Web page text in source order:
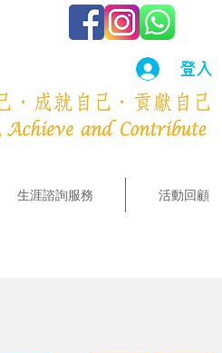
登入
生涯諮詢服務 活動回顧